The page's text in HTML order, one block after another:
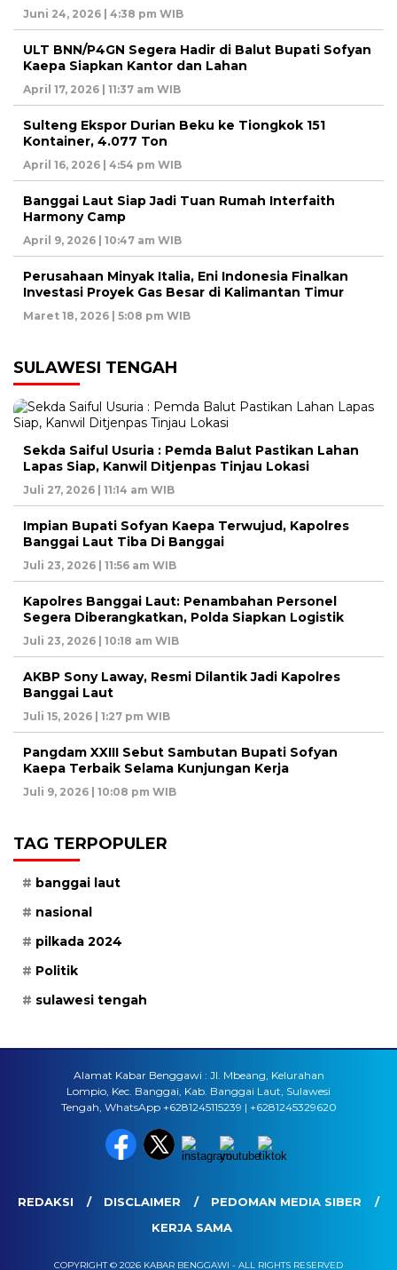
Juni 24, 2026 | 4:38 pm WIB
ULT BNN/P4GN Segera Hadir di Balut Bupati Sofyan
Kaepa Siapkan Kantor dan Lahan
April 17, 2026 | 11:37 am WIB
Sulteng Ekspor Durian Beku ke Tiongkok 151
Kontainer, 4.077 Ton
April 16, 2026 | 4:54 pm WIB
Banggai Laut Siap Jadi Tuan Rumah Interfaith
Harmony Camp
April 9, 2026 | 10:47 am WIB
Perusahaan Minyak Italia, Eni Indonesia Finalkan
Investasi Proyek Gas Besar di Kalimantan Timur
Maret 18, 2026 | 5:08 pm WIB
SULAWESI TENGAH
Sekda Saiful Usuria : Pemda Balut Pastikan Lahan
Lapas Siap, Kanwil Ditjenpas Tinjau Lokasi
Juli 27, 2026 | 11:14 am WIB
Impian Bupati Sofyan Kaepa Terwujud, Kapolres
Banggai Laut Tiba Di Banggai
Juli 23, 2026 | 11:56 am WIB
Kapolres Banggai Laut: Penambahan Personel
Segera Diberangkatkan, Polda Siapkan Logistik
Juli 23, 2026 | 10:18 am WIB
AKBP Sony Laway, Resmi Dilantik Jadi Kapolres
Banggai Laut
Juli 15, 2026 | 1:27 pm WIB
Pangdam XXIII Sebut Sambutan Bupati Sofyan
Kaepa Terbaik Selama Kunjungan Kerja
Juli 9, 2026 | 10:08 pm WIB
TAG TERPOPULER
banggai laut
nasional
pilkada 2024
Politik
sulawesi tengah
Alamat Kabar Benggawi : Jl. Mbeang, Kelurahan
Lompio, Kec. Banggai, Kab. Banggai Laut, Sulawesi
Tengah, WhatsApp +6281245115239 | +6281245329620
REDAKSI DISCLAIMER
PEDOMAN MEDIA SIBER
KERJA SAMA
COPYRIGHT © 2026 KABAR BENGGAWI - ALL RIGHTS RESERVED